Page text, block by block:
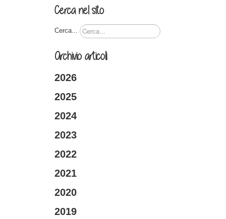
Cerca nel sito
Cerca...
Archivio articoli
2026
2025
2024
2023
2022
2021
2020
2019